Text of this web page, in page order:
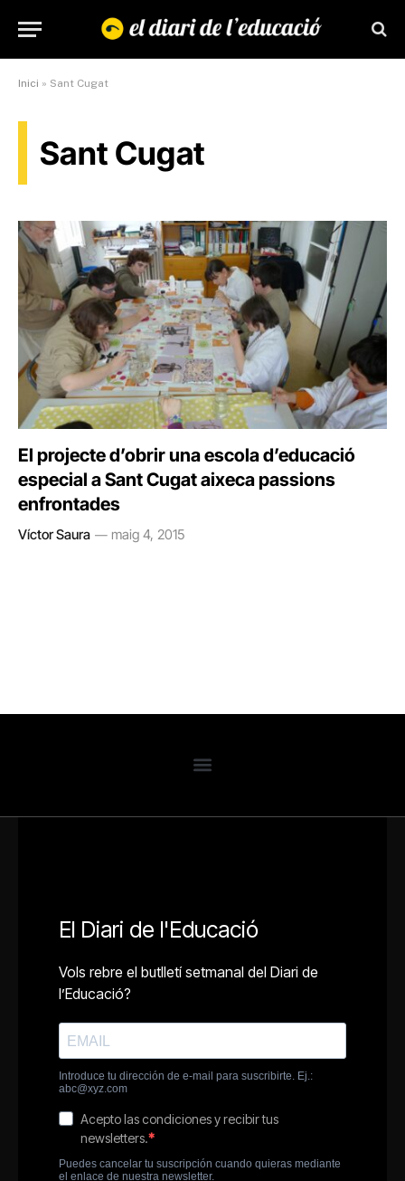
Inici » Sant Cugat
Sant Cugat
El projecte d’obrir una escola d’educació
especial a Sant Cugat aixeca passions
enfrontades
Víctor Saura maig 4, 2015